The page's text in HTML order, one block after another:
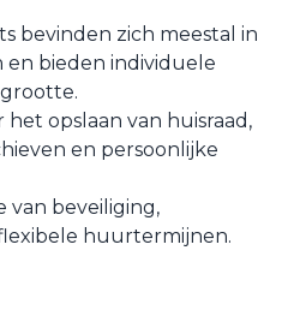
bevinden zich meestal in
bieden individuele
het opslaan van huisraad,
en persoonlijke
van beveiliging,
huurtermijnen.